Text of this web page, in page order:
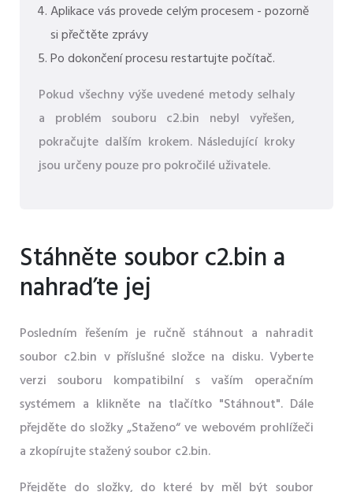
Aplikace vás provede celým procesem - pozorně
si přečtěte zprávy
Po dokončení procesu restartujte počítač.
Pokud všechny výše uvedené metody selhaly
a problém souboru c2.bin nebyl vyřešen,
pokračujte dalším krokem. Následující kroky
jsou určeny pouze pro pokročilé uživatele.
Stáhněte soubor c2.bin a
nahraďte jej
Posledním řešením je ručně stáhnout a nahradit
soubor c2.bin v příslušné složce na disku. Vyberte
verzi souboru kompatibilní s vaším operačním
systémem a klikněte na tlačítko "Stáhnout". Dále
přejděte do složky „Staženo“ ve webovém prohlížeči
a zkopírujte stažený soubor c2.bin.